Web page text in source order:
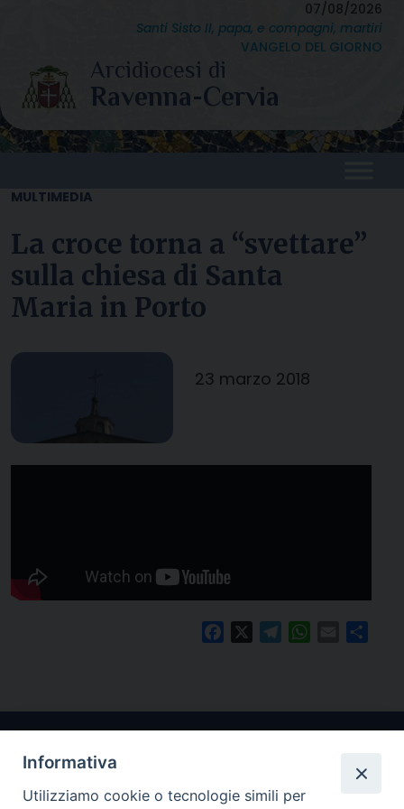
content
07/08/2026
Santi Sisto II, papa, e compagni, martiri
VANGELO DEL GIORNO
MULTIMEDIA
La croce torna a “svettare”
sulla chiesa di Santa
Maria in Porto
23 marzo 2018
FacebookTelegramWhatsApp
Email
Informativa
Utilizziamo cookie o tecnologie simili per